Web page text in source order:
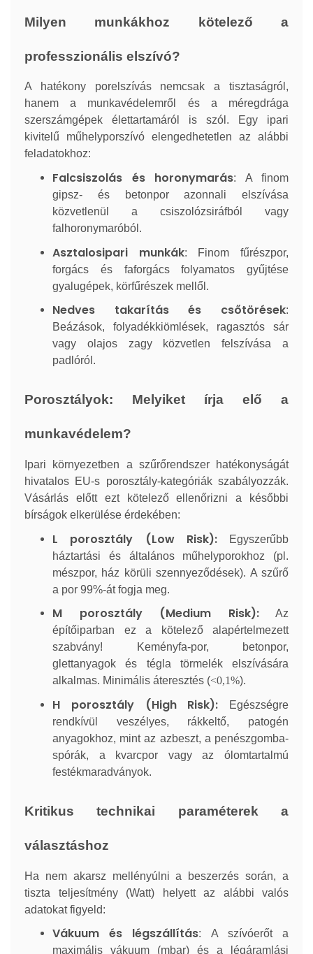
Milyen munkákhoz kötelező a
professzionális elszívó?
A hatékony porelszívás nemcsak a tisztaságról,
hanem a munkavédelemről és a méregdrága
szerszámgépek élettartamáról is szól. Egy ipari
kivitelű műhelyporszívó elengedhetetlen az alábbi
feladatokhoz:
Falcsiszolás és horonymarás: A finom
gipsz- és betonpor azonnali elszívása
közvetlenül a csiszolózsiráfból vagy
falhoronymaróból.
Asztalosipari munkák: Finom fűrészpor,
forgács és faforgács folyamatos gyűjtése
gyalugépek, körfűrészek mellől.
Nedves takarítás és csőtörések:
Beázások, folyadékkiömlések, ragasztós sár
vagy olajos zagy közvetlen felszívása a
padlóról.
Porosztályok: Melyiket írja elő a
munkavédelem?
Ipari környezetben a szűrőrendszer hatékonyságát
hivatalos EU-s porosztály-kategóriák szabályozzák.
Vásárlás előtt ezt kötelező ellenőrizni a későbbi
bírságok elkerülése érdekében:
L porosztály (Low Risk):Egyszerűbb
háztartási és általános műhelyporokhoz (pl.
mészpor, ház körüli szennyeződések). A szűrő
a por 99%-át fogja meg.
M porosztály (Medium Risk):Az
építőiparban ez a kötelező alapértelmezett
szabvány! Keményfa-por, betonpor,
glettanyagok és tégla törmelék elszívására
alkalmas. Minimális áteresztés (<0,1%).
H porosztály (High Risk): Egészségre
rendkívül veszélyes, rákkeltő, patogén
anyagokhoz, mint az azbeszt, a penészgomba-
spórák, a kvarcpor vagy az ólomtartalmú
festékmaradványok.
Kritikus technikai paraméterek a
választáshoz
Ha nem akarsz mellényúlni a beszerzés során, a
tiszta teljesítmény (Watt) helyett az alábbi valós
adatokat figyeld:
Vákuum és légszállítás: A szívóerőt a
maximális vákuum (mbar) és a légáramlási